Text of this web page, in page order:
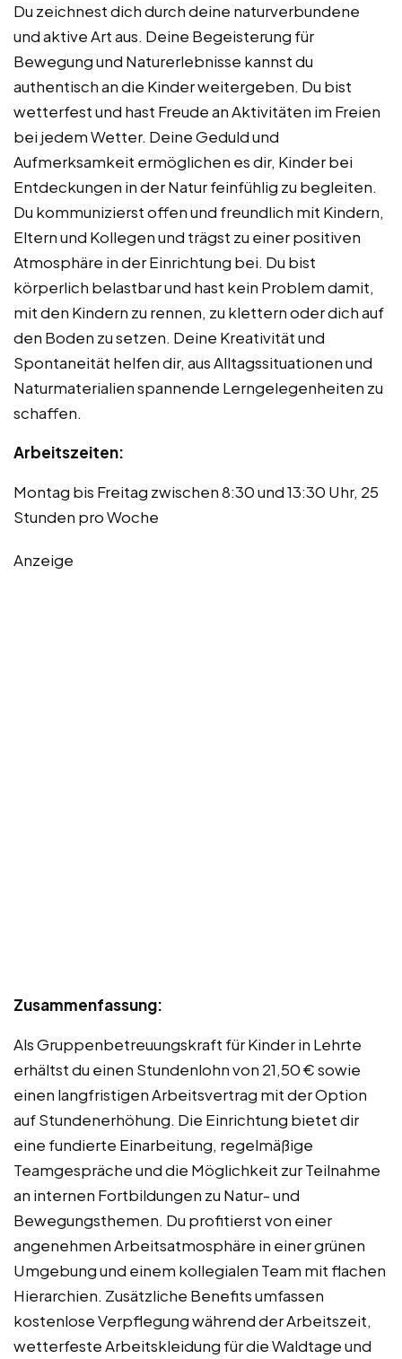
Du zeichnest dich durch deine naturverbundene
und aktive Art aus. Deine Begeisterung für
Bewegung und Naturerlebnisse kannst du
authentisch an die Kinder weitergeben. Du bist
wetterfest und hast Freude an Aktivitäten im Freien
bei jedem Wetter. Deine Geduld und
Aufmerksamkeit ermöglichen es dir, Kinder bei
Entdeckungen in der Natur feinfühlig zu begleiten.
Du kommunizierst offen und freundlich mit Kindern,
Eltern und Kollegen und trägst zu einer positiven
Atmosphäre in der Einrichtung bei. Du bist
körperlich belastbar und hast kein Problem damit,
mit den Kindern zu rennen, zu klettern oder dich auf
den Boden zu setzen. Deine Kreativität und
Spontaneität helfen dir, aus Alltagssituationen und
Naturmaterialien spannende Lerngelegenheiten zu
schaffen.
Arbeitszeiten:
Montag bis Freitag zwischen 8:30 und 13:30 Uhr, 25
Stunden pro Woche
Anzeige
Zusammenfassung:
Als Gruppenbetreuungskraft für Kinder in Lehrte
erhältst du einen Stundenlohn von 21,50 € sowie
einen langfristigen Arbeitsvertrag mit der Option
auf Stundenerhöhung. Die Einrichtung bietet dir
eine fundierte Einarbeitung, regelmäßige
Teamgespräche und die Möglichkeit zur Teilnahme
an internen Fortbildungen zu Natur- und
Bewegungsthemen. Du profitierst von einer
angenehmen Arbeitsatmosphäre in einer grünen
Umgebung und einem kollegialen Team mit flachen
Hierarchien. Zusätzliche Benefits umfassen
kostenlose Verpflegung während der Arbeitszeit,
wetterfeste Arbeitskleidung für die Waldtage und